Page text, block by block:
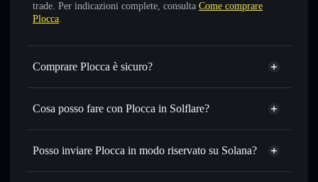
trade. Per indicazioni complete, consulta Come comprare
Plocca.
Comprare Plocca è sicuro?
Plocca non è verificato
Cosa posso fare con Plocca in Solflare?
Plocca
wallet Solflare
Scambiare istantaneamente— scambia PLOCCA in
migliore con il routing intelligente dell’ordine
Posso inviare Plocca in modo riservato su Solana?
Aggregatore di privacy